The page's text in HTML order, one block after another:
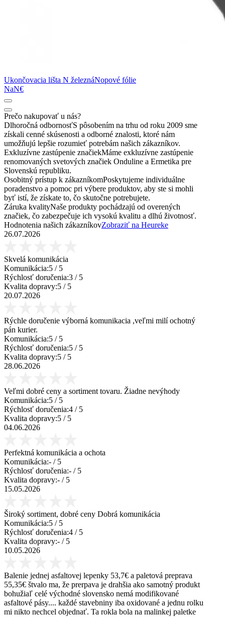
Ukončovacia lišta N železnáNopové fólie
NaN€
Prečo nakupovať u nás?
Dlhoročná odbornosťS pôsobením na trhu od roku 2009 sme
získali cenné skúsenosti a odborné znalosti, ktoré nám
umožňujú lepšie rozumieť potrebám našich zákazníkov.
Exkluzívne zastúpenie značiekMáme exkluzívne zastúpenie
renomovaných svetových značiek Onduline a Ermetika pre
Slovenskú republiku.
Osobitný prístup k zákazníkomPoskytujeme individuálne
poradenstvo a pomoc pri výbere produktov, aby ste si mohli
byť istí, že získate to, čo skutočne potrebujete.
Záruka kvalityNaše produkty pochádzajú od overených
značiek, čo zabezpečuje ich vysokú kvalitu a dlhú životnosť.
Hodnotenia našich zákazníkovZobraziť na Heureke
26.07.2026
Skvelá komunikácia
Komunikácia:5 / 5
Rýchlosť doručenia:3 / 5
Kvalita dopravy:5 / 5
20.07.2026
Rýchle doručenie výborná komunikacia ,veľmi milí ochotný
pán kurier.
Komunikácia:5 / 5
Rýchlosť doručenia:5 / 5
Kvalita dopravy:5 / 5
28.06.2026
Veľmi dobré ceny a sortiment tovaru. Žiadne nevýhody
Komunikácia:5 / 5
Rýchlosť doručenia:4 / 5
Kvalita dopravy:5 / 5
04.06.2026
Perfektná komunikácia a ochota
Komunikácia:- / 5
Rýchlosť doručenia:- / 5
Kvalita dopravy:- / 5
15.05.2026
Široký sortiment, dobré ceny Dobrá komunikácia
Komunikácia:5 / 5
Rýchlosť doručenia:4 / 5
Kvalita dopravy:- / 5
10.05.2026
Balenie jednej asfaltovej lepenky 53,7€ a paletová preprava
55,35€ štvalo ma, že prerpava je drahšia ako samotný produkt
bohužiaľ celé východné slovensko nemá modifikované
asfaltové pásy.... každé stavebniny iba oxidované a jednu rolku
mi nikto nechcel objednať. Ta rokla bola na malinkej paletke